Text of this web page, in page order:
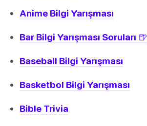
Anime Bilgi Yarışması
Bar Bilgi Yarışması Soruları 🍺
Baseball Bilgi Yarışması
Basketbol Bilgi Yarışması
Bible Trivia